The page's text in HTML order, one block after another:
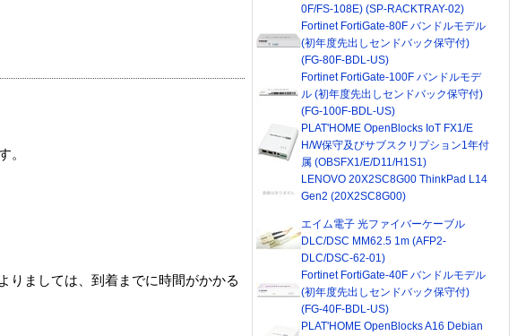
。
りましては、到着までに時間がかかる
0F/FS-108E) (SP-RACKTRAY-02)
Fortinet FortiGate-80F バンドルモデル
(初年度先出しセンドバック保守付)
(FG-80F-BDL-US)
Fortinet FortiGate-100F バンドルモデ
ル (初年度先出しセンドバック保守付)
(FG-100F-BDL-US)
PLAT'HOME OpenBlocks IoT FX1/E
H/W保守及びサブスクリプション1年付
属 (OBSFX1/E/D11/H1S1)
LENOVO 20X2SC8G00 ThinkPad L14
Gen2 (20X2SC8G00)
エイム電子 光ファイバーケーブル
DLC/DSC MM62.5 1m (AFP2-
DLC/DSC-62-01)
Fortinet FortiGate-40F バンドルモデル
(初年度先出しセンドバック保守付)
(FG-40F-BDL-US)
PLAT'HOME OpenBlocks A16 Debian